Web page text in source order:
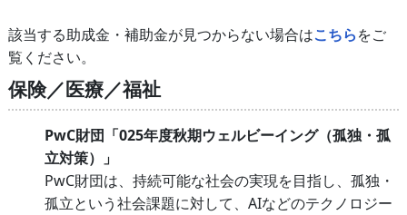
該当する助成金・補助金が見つからない場合はこちらをご
覧ください。
保険／医療／福祉
PwC財団「025年度秋期ウェルビーイング（孤独・孤
立対策）」
PwC財団は、持続可能な社会の実現を目指し、孤独・
孤立という社会課題に対して、AIなどのテクノロジー